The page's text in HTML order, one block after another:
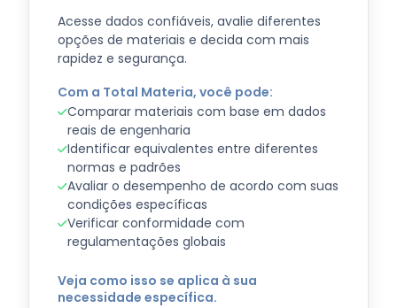
Acesse dados confiáveis, avalie diferentes
opções de materiais e decida com mais
rapidez e segurança.
Com a Total Materia, você pode:
Comparar materiais com base em dados
reais de engenharia
Identificar equivalentes entre diferentes
normas e padrões
Avaliar o desempenho de acordo com suas
condições específicas
Verificar conformidade com
regulamentações globais
Veja como isso se aplica à sua
necessidade específica.